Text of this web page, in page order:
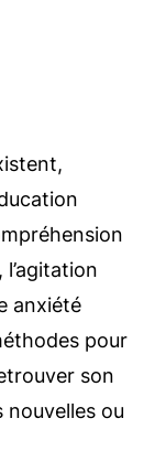
anxiété
pour
son
nouvelles ou